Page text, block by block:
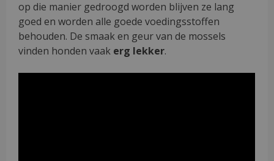
op die manier gedroogd worden blijven ze lang
goed en worden alle goede voedingsstoffen
behouden. De smaak en geur van de mossels
vinden honden vaak erg lekker.